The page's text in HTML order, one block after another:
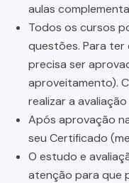
aulas
Todos os cursos
questões. Para
precisa ser
aproveitamento).
realizar a
Após aprovação
seu Certificado
O estudo e
atenção para que